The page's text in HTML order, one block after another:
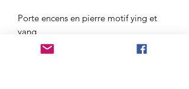
Porte encens en pierre motif ying et
yang
Diamètre 10cm